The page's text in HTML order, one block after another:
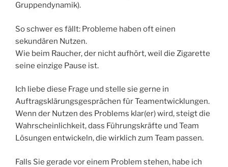
Gruppendynamik).
So schwer es fällt: Probleme haben oft einen
sekundären Nutzen.
Wie beim Raucher, der nicht aufhört, weil die Zigarette
seine einzige Pause ist.
Ich liebe diese Frage und stelle sie gerne in
Auftragsklärungsgesprächen für Teamentwicklungen.
Wenn der Nutzen des Problems klar(er) wird, steigt die
Wahrscheinlichkeit, dass Führungskräfte und Team
Lösungen entwickeln, die wirklich zum Team passen.
Falls Sie gerade vor einem Problem stehen, habe ich